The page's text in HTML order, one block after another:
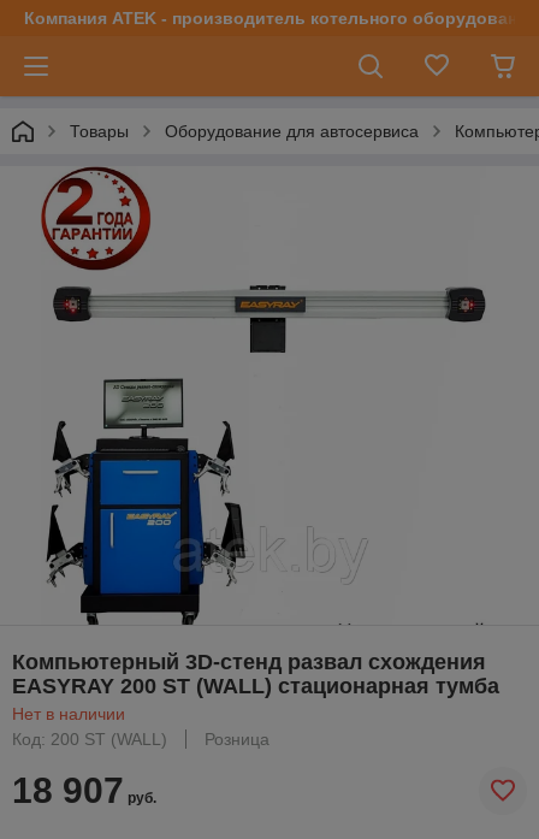
Компания ATEK - производитель котельного оборудования
Товары Оборудование для автосервиса
Компьютерный 3D-стенд развал схождения
EASYRAY 200 ST (WALL) стационарная тумба
Нет в наличии
Код: 200 ST (WALL)
Розница
18 907 руб.